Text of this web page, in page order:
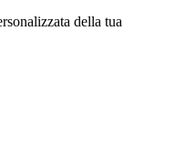
della tua